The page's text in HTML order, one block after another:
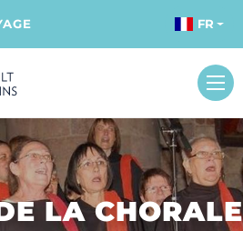
FR
LA CHORALE